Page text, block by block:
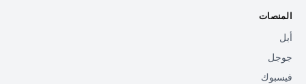
المنصات
أبل
جوجل
فيسبوك